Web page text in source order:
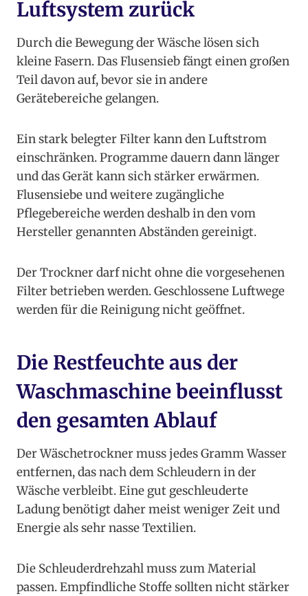
Luftsystem zurück
Durch die Bewegung der Wäsche lösen sich
kleine Fasern. Das Flusensieb fängt einen großen
Teil davon auf, bevor sie in andere
Gerätebereiche gelangen.
Ein stark belegter Filter kann den Luftstrom
einschränken. Programme dauern dann länger
und das Gerät kann sich stärker erwärmen.
Flusensiebe und weitere zugängliche
Pflegebereiche werden deshalb in den vom
Hersteller genannten Abständen gereinigt.
Der Trockner darf nicht ohne die vorgesehenen
Filter betrieben werden. Geschlossene Luftwege
werden für die Reinigung nicht geöffnet.
Die Restfeuchte aus der
Waschmaschine beeinflusst
den gesamten Ablauf
Der Wäschetrockner muss jedes Gramm Wasser
entfernen, das nach dem Schleudern in der
Wäsche verbleibt. Eine gut geschleuderte
Ladung benötigt daher meist weniger Zeit und
Energie als sehr nasse Textilien.
Die Schleuderdrehzahl muss zum Material
passen. Empfindliche Stoffe sollten nicht stärker